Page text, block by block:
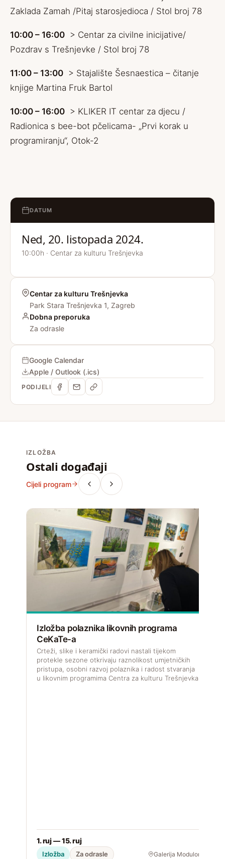
Zaklada Zamah /Pitaj starosjedioca / Stol broj 78
10:00 – 16:00 > Centar za civilne inicijative/
Pozdrav s Trešnjevke / Stol broj 78
11:00 – 13:00 > Stajalište Šesnaestica – čitanje
knjige Martina Fruk Bartol
10:00 – 16:00 > KLIKER IT centar za djecu /
Radionica s bee-bot pčelicama- „Prvi korak u
programiranju“, Otok-2
DATUM
Ned, 20. listopada 2024.
10:00h · Centar za kulturu Trešnjevka
Centar za kulturu Trešnjevka
Park Stara Trešnjevka 1, Zagreb
Dobna preporuka
Za odrasle
Google Calendar
Apple / Outlook (.ics)
PODIJELI
IZLOŽBA
Ostali događaji
Cijeli program
Izložba polaznika likovnih programa
CeKaTe-a
Crteži, slike i keramički radovi nastali tijekom
protekle sezone otkrivaju raznolikost umjetničkih
pristupa, osobni razvoj polaznika i radost stvaranja
u likovnim programima Centra za kulturu Trešnjevka.
1. ruj — 15. ruj
Izložba Za odrasle Galerija Modulor